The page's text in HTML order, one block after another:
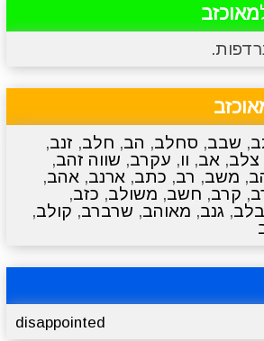
מאוכזב
, שבב, סחלב, הב, חלב, זנב,
צלב, אב, וו, עקרב, שווה זהב,
, משב, רב, כתב, ארנב, אהב,
, קרב, חשב, משולב, כזב,
, גנב, מאוהב, שרברב, קולב,
disappointed